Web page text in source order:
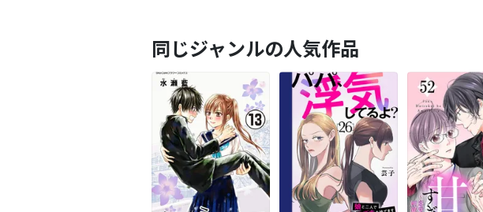
同じジャンルの人気作品